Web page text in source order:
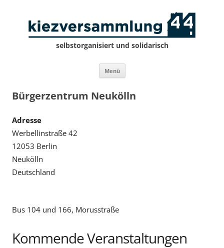
selbstorganisiert und solidarisch
Menü Zum
springen
Bürgerzentrum Neukölln
Adresse
Werbellinstraße 42
12053 Berlin
Neukölln
Deutschland
Bus 104 und 166, Morusstraße
Kommende Veranstaltungen